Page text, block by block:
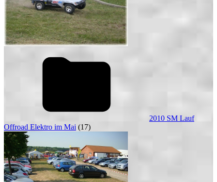
2010 SM Lauf
Offroad Elektro im Mai (17)